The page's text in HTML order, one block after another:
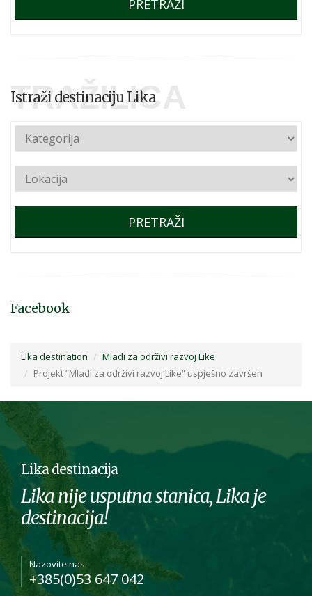
PRETRAŽI
TRAŽILICA
Istraži destinaciju Lika
PRETRAŽI
Facebook
Lika destination
Mladi za održivi razvoj Like
Projekt “Mladi za održivi razvoj Like” uspješno završen
Lika destinacija
Lika nije usputna stanica, Lika je
destinacija!
Nazovite nas
+385(0)53 647 042